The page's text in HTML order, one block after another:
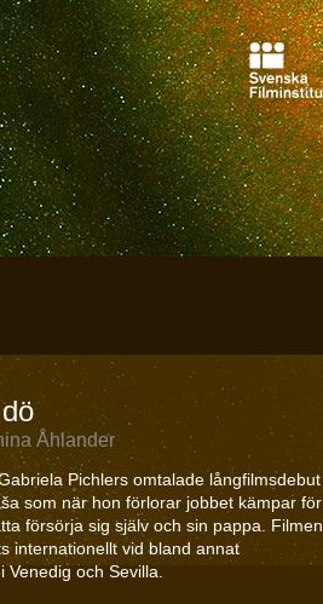
Åhlander
Pichlers omtalade långfilmsdebut
som när hon förlorar jobbet kämpar för
försörja sig själv och sin pappa. Filmen
internationellt vid bland annat
Venedig och Sevilla.